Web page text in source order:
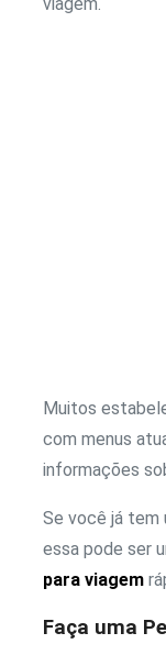
Muitos
com menus
informações
Se você já tem
essa pode ser
para viagem
Faça uma